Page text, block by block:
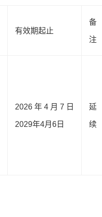
有效期起止
备
注
2026年4月7日
2029年4月6日
延
续